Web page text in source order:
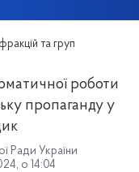
та груп
роботи
пропаганду у
Ради України
о 14:04